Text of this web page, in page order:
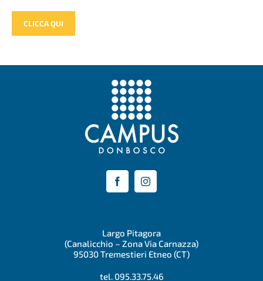
CLICCA QUI
Largo Pitagora
(Canalicchio – Zona Via Carnazza)
95030 Tremestieri Etneo (CT)
tel. 095.33.75.46